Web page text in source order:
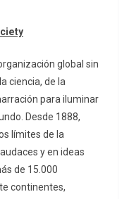
global sin
ciencia, de la
para iluminar
Desde 1888,
límites de la
y en ideas
de 15.000
continentes,